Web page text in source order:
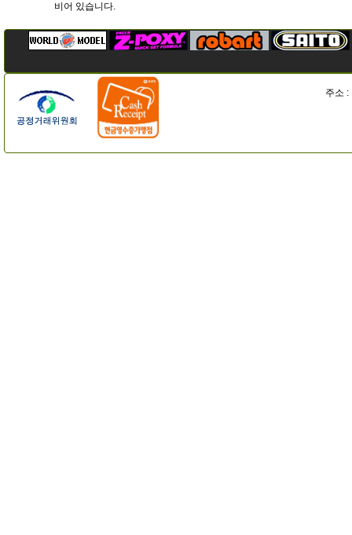
비어 있습니다.
주소